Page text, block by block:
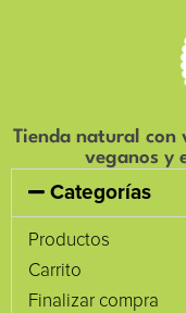
Tienda natural con
veganos y
Categorías
Productos
Carrito
Finalizar compra